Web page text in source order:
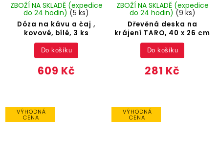
Dóza na kávu a čaj ,
kovové, bílé, 3 ks
ZBOŽÍ NA SKLADĚ (expedice
do 24 hodin) (5 ks)
609 Kč
Do košíku
Dřevěná deska na
krájení TARO, 40 x 26 cm
ZBOŽÍ NA SKLADĚ (expedice
do 24 hodin) (9 ks)
281 Kč
Do košíku
VÝHODNÁ
CENA
VÝHODNÁ
CENA